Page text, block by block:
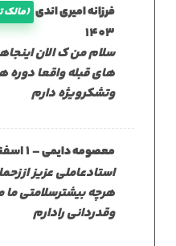
نمره5از
فرزانه امیری اندی (مالک
1403
سلام من ک الان
های قبله واقعا دوره
وتشکرویژه دارم
معصومه دایمی–1 اسفند, 1403
استادعاملی عزیز
هرچه بیشترسلامتی
وقدردانی رادارم